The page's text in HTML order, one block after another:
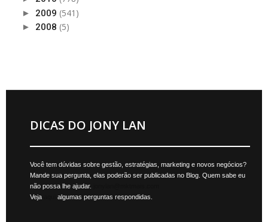
► 2009 (541)
► 2008 (5)
DICAS DO JONY LAN
Você tem dúvidas sobre gestão, estratégias, marketing e novos negócios?
Mande sua pergunta, elas poderão ser publicadas no Blog. Quem sabe eu
não possa lhe ajudar.
Veja
algumas perguntas respondidas.